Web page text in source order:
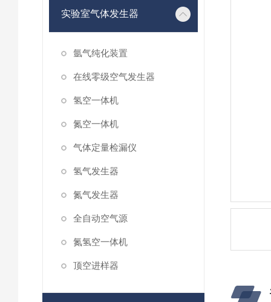
实验室气体发生器
氩气纯化装置
在线零级空气发生器
氢空一体机
氮空一体机
气体定量检漏仪
氢气发生器
氮气发生器
全自动空气源
氮氢空一体机
顶空进样器